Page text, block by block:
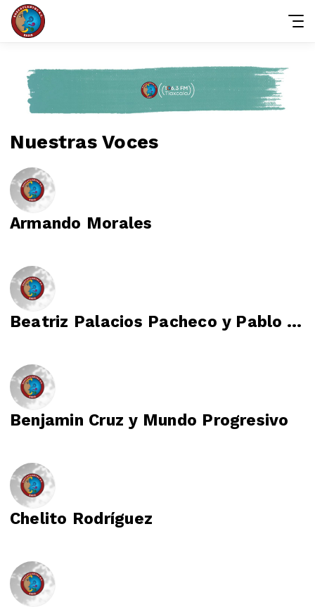
Nuestras Voces
Armando Morales
Beatriz Palacios Pacheco y Pablo Armando Solís Chávez
Benjamin Cruz y Mundo Progresivo
Chelito Rodríguez